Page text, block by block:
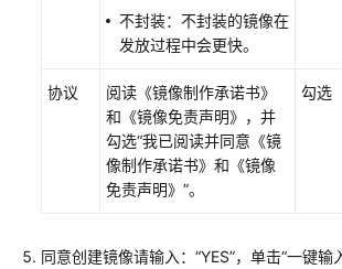
面/
管
不封装：不封装的镜像在
发放过程中会更快。
协议
阅读《镜像制作承诺书》
和《镜像免责声明》，并
勾选“我已阅读并同意《镜
像制作承诺书》和《镜像
免责声明》”。
勾选
同意创建镜像请输入：“YES”，单击“一键输